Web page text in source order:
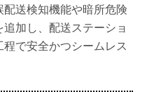
送検知機能や暗所危険
加し、配送ステーショ
で安全かつシームレス